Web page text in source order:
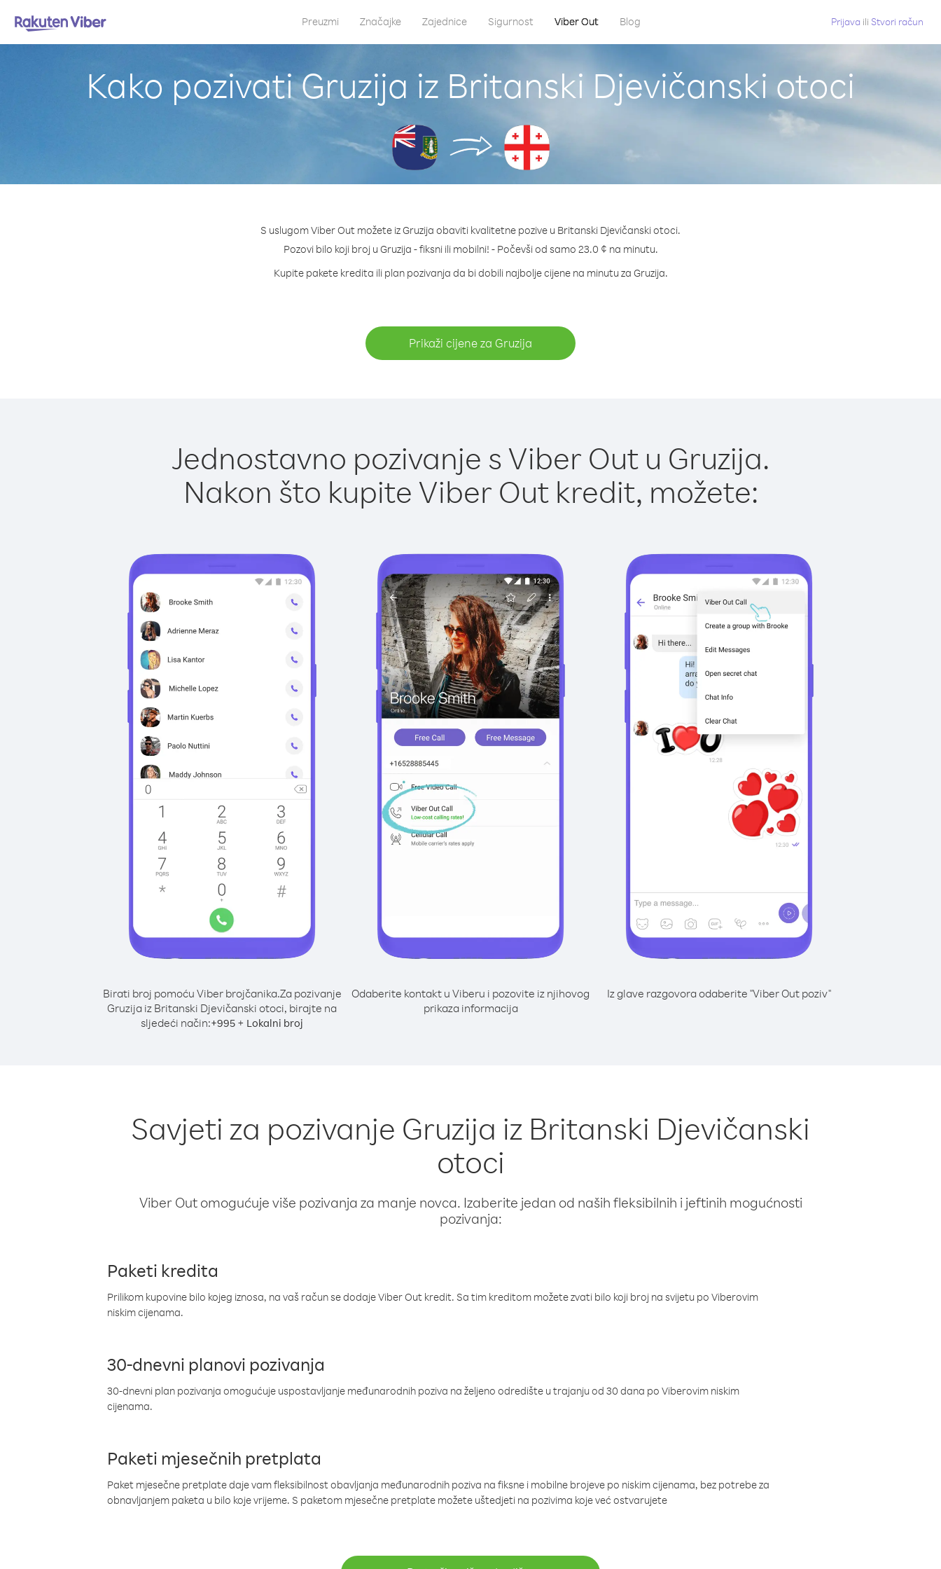
Preuzmi Značajke Zajednice Sigurnost Viber Out Blog Prijava ili Stvori račun
Kako pozivati Gruzija iz Britanski Djevičanski otoci
S uslugom Viber Out možete iz Gruzija obaviti kvalitetne pozive u Britanski Djevičanski otoci.
Pozovi bilo koji broj u Gruzija - fiksni ili mobilni! - Počevši od samo 23.0 ¢ na minutu.
Kupite pakete kredita ili plan pozivanja da bi dobili najbolje cijene na minutu za Gruzija.
Prikaži cijene za Gruzija
Jednostavno pozivanje s Viber Out u Gruzija.
Nakon što kupite Viber Out kredit, možete:
Birati broj pomoću Viber brojčanika.Za pozivanje
Gruzija iz Britanski Djevičanski otoci, birajte na
sljedeći način:+995 + Lokalni broj
Odaberite kontakt u Viberu i pozovite iz njihovog
prikaza informacija
Iz glave razgovora odaberite "Viber Out poziv"
Savjeti za pozivanje Gruzija iz Britanski Djevičanski
otoci
Viber Out omogućuje više pozivanja za manje novca. Izaberite jedan od naših fleksibilnih i jeftinih mogućnosti
pozivanja:
Paketi kredita
Prilikom kupovine bilo kojeg iznosa, na vaš račun se dodaje Viber Out kredit. Sa tim kreditom možete zvati bilo koji broj na svijetu po Viberovim
niskim cijenama.
30-dnevni planovi pozivanja
30-dnevni plan pozivanja omogućuje uspostavljanje međunarodnih poziva na željeno odredište u trajanju od 30 dana po Viberovim niskim
cijenama.
Paketi mjesečnih pretplata
Paket mjesečne pretplate daje vam fleksibilnost obavljanja međunarodnih poziva na fiksne i mobilne brojeve po niskim cijenama, bez potrebe za
obnavljanjem paketa u bilo koje vrijeme. S paketom mjesečne pretplate možete uštedjeti na pozivima koje već ostvarujete